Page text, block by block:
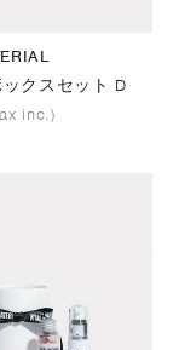
クスセット D
inc.)